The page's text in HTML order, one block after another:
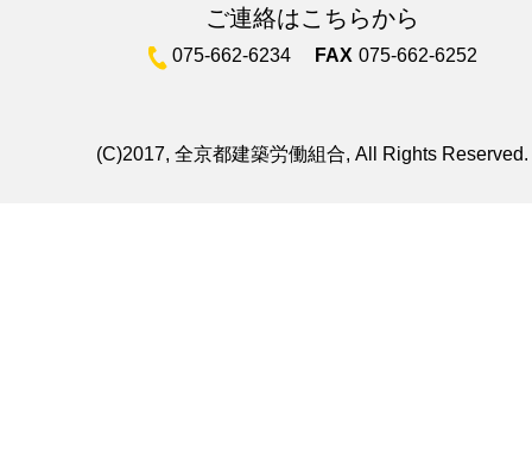
ご連絡はこちらから
075-662-6234 FAX 075-662-6252
(C)2017, 全京都建築労働組合, All Rights Reserved.